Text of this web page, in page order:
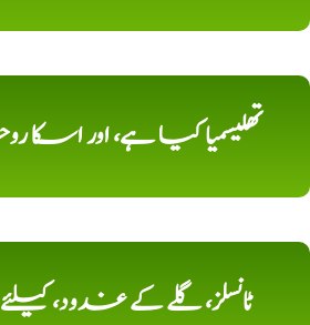
تھلیسمیا کیا ہے، اور
ٹانسلز، گلے کے غدود،